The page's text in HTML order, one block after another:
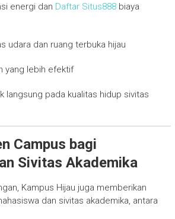
energi dan Daftar Situs888biaya
udara dan ruang terbuka hijau
yang lebih efektif
langsung pada kualitas hidup sivitas
Campus bagi
Sivitas Akademika
Kampus Hijau juga memberikan
dan sivitas akademika, antara